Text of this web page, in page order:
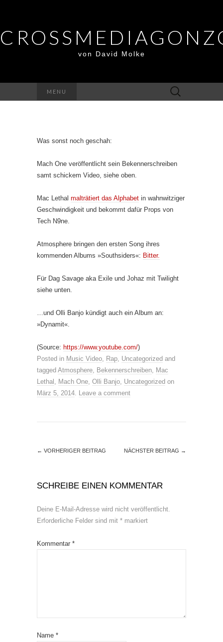
von David Molke
MENU
Suche
nach:
Was sonst noch geschah:
Mach One veröffentlicht sein Bekennerschreiben
samt schickem Video, siehe oben.
Mac Lethal malträtiert das Alphabet in wahnwitziger
Geschwindigkeit und bekommt dafür Props von
Tech N9ne.
Atmosphere bringen den ersten Song ihres
kommenden Albums »Southsiders«: Bitter.
Für Dag Savage aka Exile und Johaz mit Twilight
siehe unten.
…und Olli Banjo kündigt auch ein Album an:
»Dynamit«.
(Source: https://www.youtube.com/)
Posted in Music Video, Rap, Uncategorized and
tagged Atmosphere, Bekennerschreiben, Mac
Lethal , Mach One, Olli Banjo, Uncategorized on
März 5, 2014. Leave a comment
← VORHERIGER BEITRAG NÄCHSTER BEITRAG →
SCHREIBE EINEN KOMMENTAR
Deine E-Mail-Adresse wird nicht veröffentlicht.
Erforderliche Felder sind mit * markiert
Kommentar *
Name *